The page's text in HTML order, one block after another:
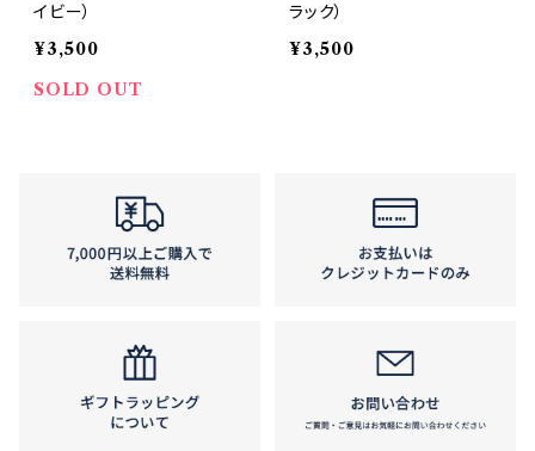
イビー）
¥3,500
SOLD OUT
ラック）
¥3,500